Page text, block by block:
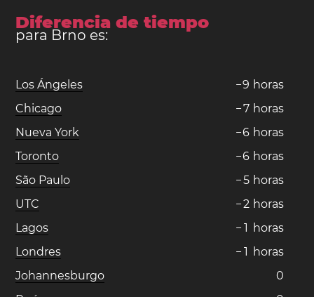
Diferencia de tiempo
para Brno es:
Los Ángeles −9 horas
Chicago
−7 horas
Nueva York
−6 horas
Toronto
−6 horas
São Paulo
−5 horas
UTC
−2 horas
Lagos
− 1 horas
Londres
− 1 horas
Johannesburgo
0